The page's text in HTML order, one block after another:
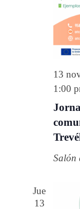
13
1:00
Salón
Jue
13